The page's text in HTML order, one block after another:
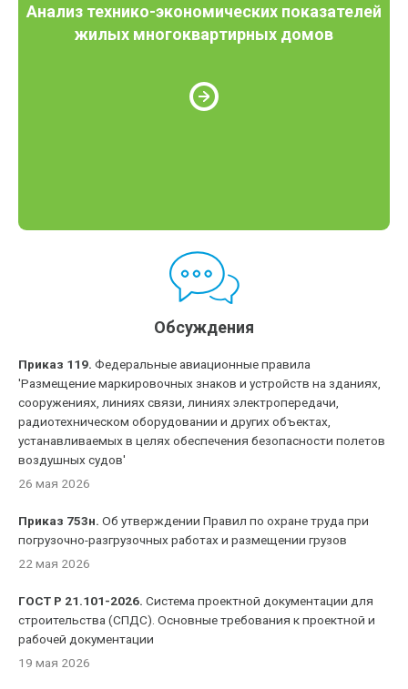
Анализ технико-экономических показателей
жилых многоквартирных домов
Обсуждения
Приказ 119. Федеральные авиационные правила
'Размещение маркировочных знаков и устройств на зданиях,
сооружениях, линиях связи, линиях электропередачи,
радиотехническом оборудовании и других объектах,
устанавливаемых в целях обеспечения безопасности полетов
воздушных судов'
26 мая 2026
Приказ 753н. Об утверждении Правил по охране труда при
погрузочно-разгрузочных работах и размещении грузов
22 мая 2026
ГОСТ Р 21.101-2026. Система проектной документации для
строительства (СПДС). Основные требования к проектной и
рабочей документации
19 мая 2026